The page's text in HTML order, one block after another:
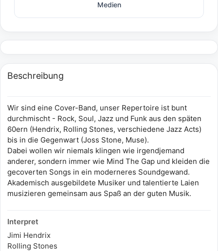
Medien
Beschreibung
Wir sind eine Cover-Band, unser Repertoire ist bunt
durchmischt - Rock, Soul, Jazz und Funk aus den späten
60ern (Hendrix, Rolling Stones, verschiedene Jazz Acts)
bis in die Gegenwart (Joss Stone, Muse).
Dabei wollen wir niemals klingen wie irgendjemand
anderer, sondern immer wie Mind The Gap und kleiden die
gecoverten Songs in ein moderneres Soundgewand.
Akademisch ausgebildete Musiker und talentierte Laien
musizieren gemeinsam aus Spaß an der guten Musik.
Interpret
Jimi Hendrix
Rolling Stones